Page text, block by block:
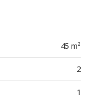
45 m²
2
1